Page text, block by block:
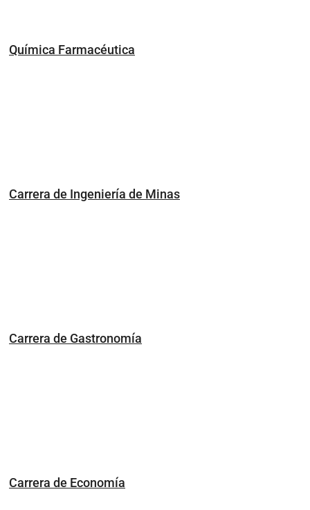
Química Farmacéutica
Carrera de Ingeniería de Minas
Carrera de Gastronomía
Carrera de Economía